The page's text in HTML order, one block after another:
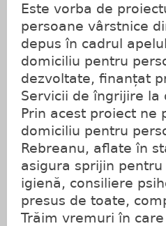
Este vorba de
persoane vârstnice
depus în cadrul
domiciliu pentru
dezvoltate, finanțat
Servicii de îngrijire
Prin acest proiect
domiciliu pentru
Rebreanu, aflate în
asigura sprijin
igienă, consiliere
presus de toate,
Trăim vremuri în